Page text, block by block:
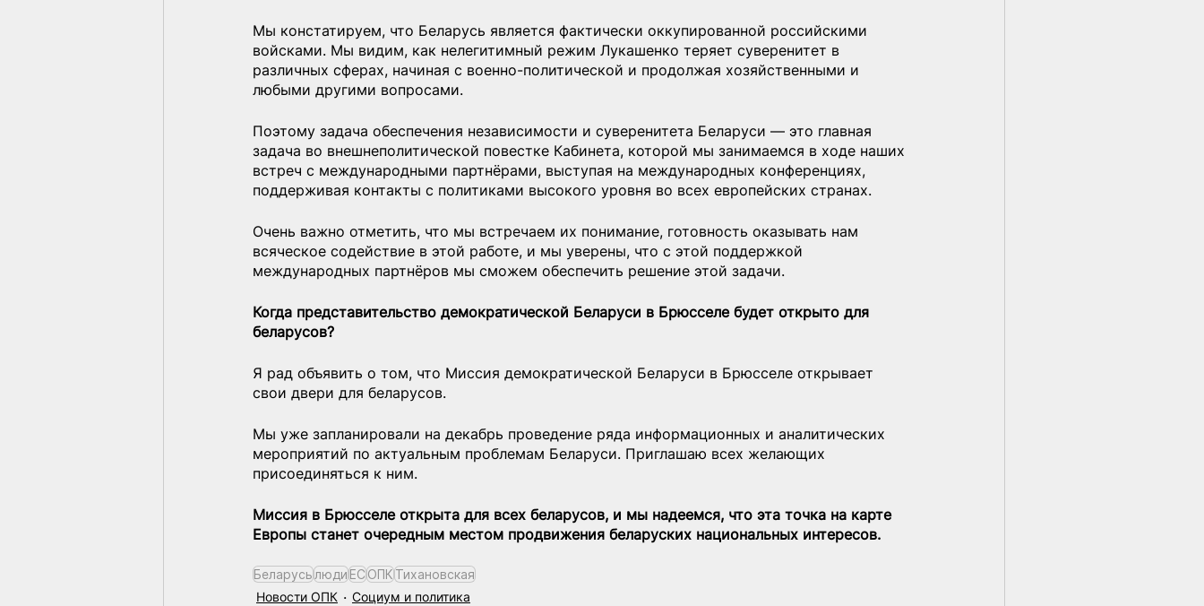
Мы констатируем, что Беларусь является фактически оккупированной российскими
войсками. Мы видим, как нелегитимный режим Лукашенко теряет суверенитет в
различных сферах, начиная с военно-политической и продолжая хозяйственными и
любыми другими вопросами.
Поэтому задача обеспечения независимости и суверенитета Беларуси — это главная
задача во внешнеполитической повестке Кабинета, которой мы занимаемся в ходе наших
встреч с международными партнёрами, выступая на международных конференциях,
поддерживая контакты с политиками высокого уровня во всех европейских странах.
Очень важно отметить, что мы встречаем их понимание, готовность оказывать нам
всяческое содействие в этой работе, и мы уверены, что с этой поддержкой
международных партнёров мы сможем обеспечить решение этой задачи.
Когда представительство демократической Беларуси в Брюсселе будет открыто для
беларусов?
Я рад объявить о том, что Миссия демократической Беларуси в Брюсселе открывает
свои двери для беларусов.
Мы уже запланировали на декабрь проведение ряда информационных и аналитических
мероприятий по актуальным проблемам Беларуси. Приглашаю всех желающих
присоединяться к ним.
Миссия в Брюсселе открыта для всех беларусов, и мы надеемся, что эта точка на карте
Европы станет очередным местом продвижения беларуских национальных интересов.
БеларусьлюдиЕСОПКТихановская
Новости ОПК
Социум и политика